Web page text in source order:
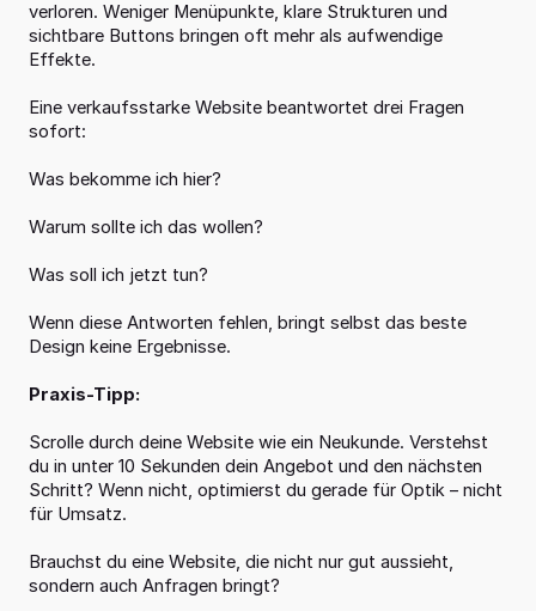
verloren. Weniger Menüpunkte, klare Strukturen und
sichtbare Buttons bringen oft mehr als aufwendige
Effekte.
Eine verkaufsstarke Website beantwortet drei Fragen
sofort:
Was bekomme ich hier?
Warum sollte ich das wollen?
Was soll ich jetzt tun?
Wenn diese Antworten fehlen, bringt selbst das beste
Design keine Ergebnisse.
Praxis-Tipp:
Scrolle durch deine Website wie ein Neukunde. Verstehst
du in unter 10 Sekunden dein Angebot und den nächsten
Schritt? Wenn nicht, optimierst du gerade für Optik – nicht
für Umsatz.
Brauchst du eine Website, die nicht nur gut aussieht,
sondern auch Anfragen bringt?